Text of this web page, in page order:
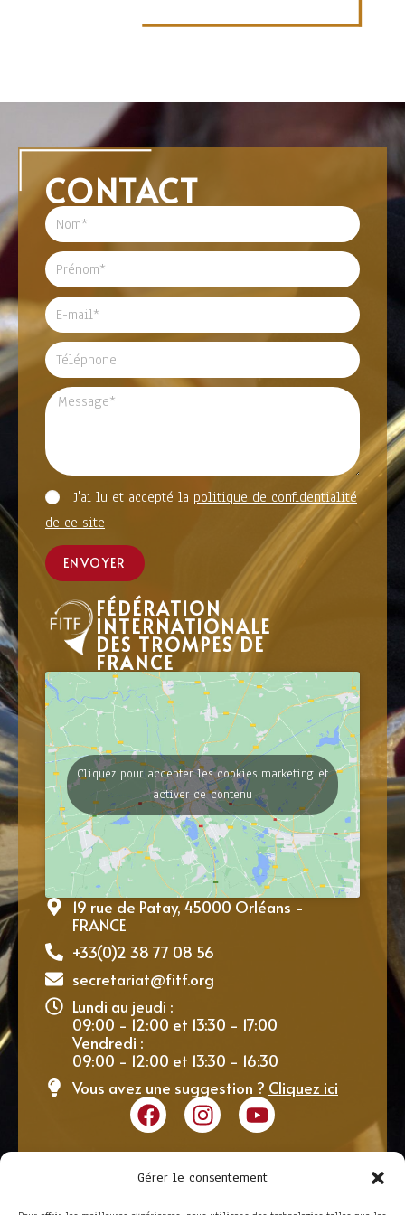
Gérer le consentement
CONTACT
J'ai lu et accepté la politique de confidentialité
de ce site
ENVOYER
FÉDÉRATION
INTERNATIONALE
DES TROMPES DE
FRANCE
Cliquez pour accepter les cookies marketing et
activer ce contenu
19 rue de Patay, 45000 Orléans -
FRANCE
+33(0)2 38 77 08 56
secretariat@fitf.org
Lundi au jeudi :
09:00 - 12:00 et 13:30 - 17:00
Vendredi :
09:00 - 12:00 et 13:30 - 16:30
Vous avez une suggestion ? Cliquez ici